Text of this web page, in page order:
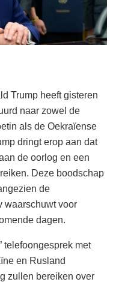
Trump heeft gisteren
naar zowel de
als de Oekraïense
dringt erop aan dat
de oorlog en een
Deze boodschap
de
waarschuwt voor
dagen.
telefoongesprek met
en Rusland
zullen bereiken over